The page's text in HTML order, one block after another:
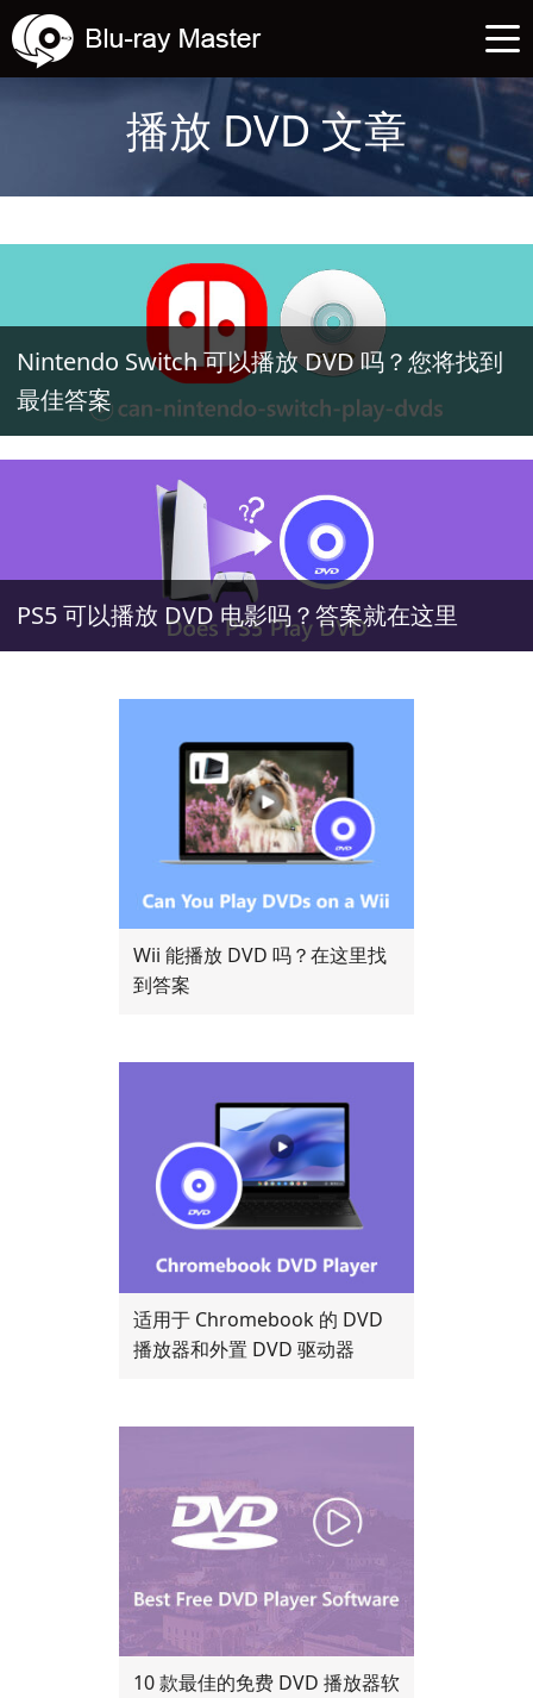
播放 DVD 文章
Nintendo Switch 可以播放 DVD 吗？您将找到
最佳答案
PS5 可以播放 DVD 电影吗？答案就在这里
Wii 能播放 DVD 吗？在这里找
到答案
适用于 Chromebook 的 DVD
播放器和外置 DVD 驱动器
10 款最佳的免费 DVD 播放器软